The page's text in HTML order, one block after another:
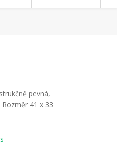
pevná,
41 x 33